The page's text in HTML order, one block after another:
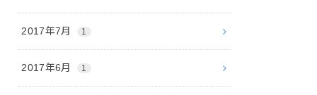
2017年7月 1
2017年6月 1